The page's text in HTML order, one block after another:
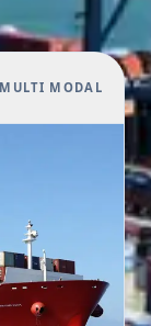
MULTI MODAL